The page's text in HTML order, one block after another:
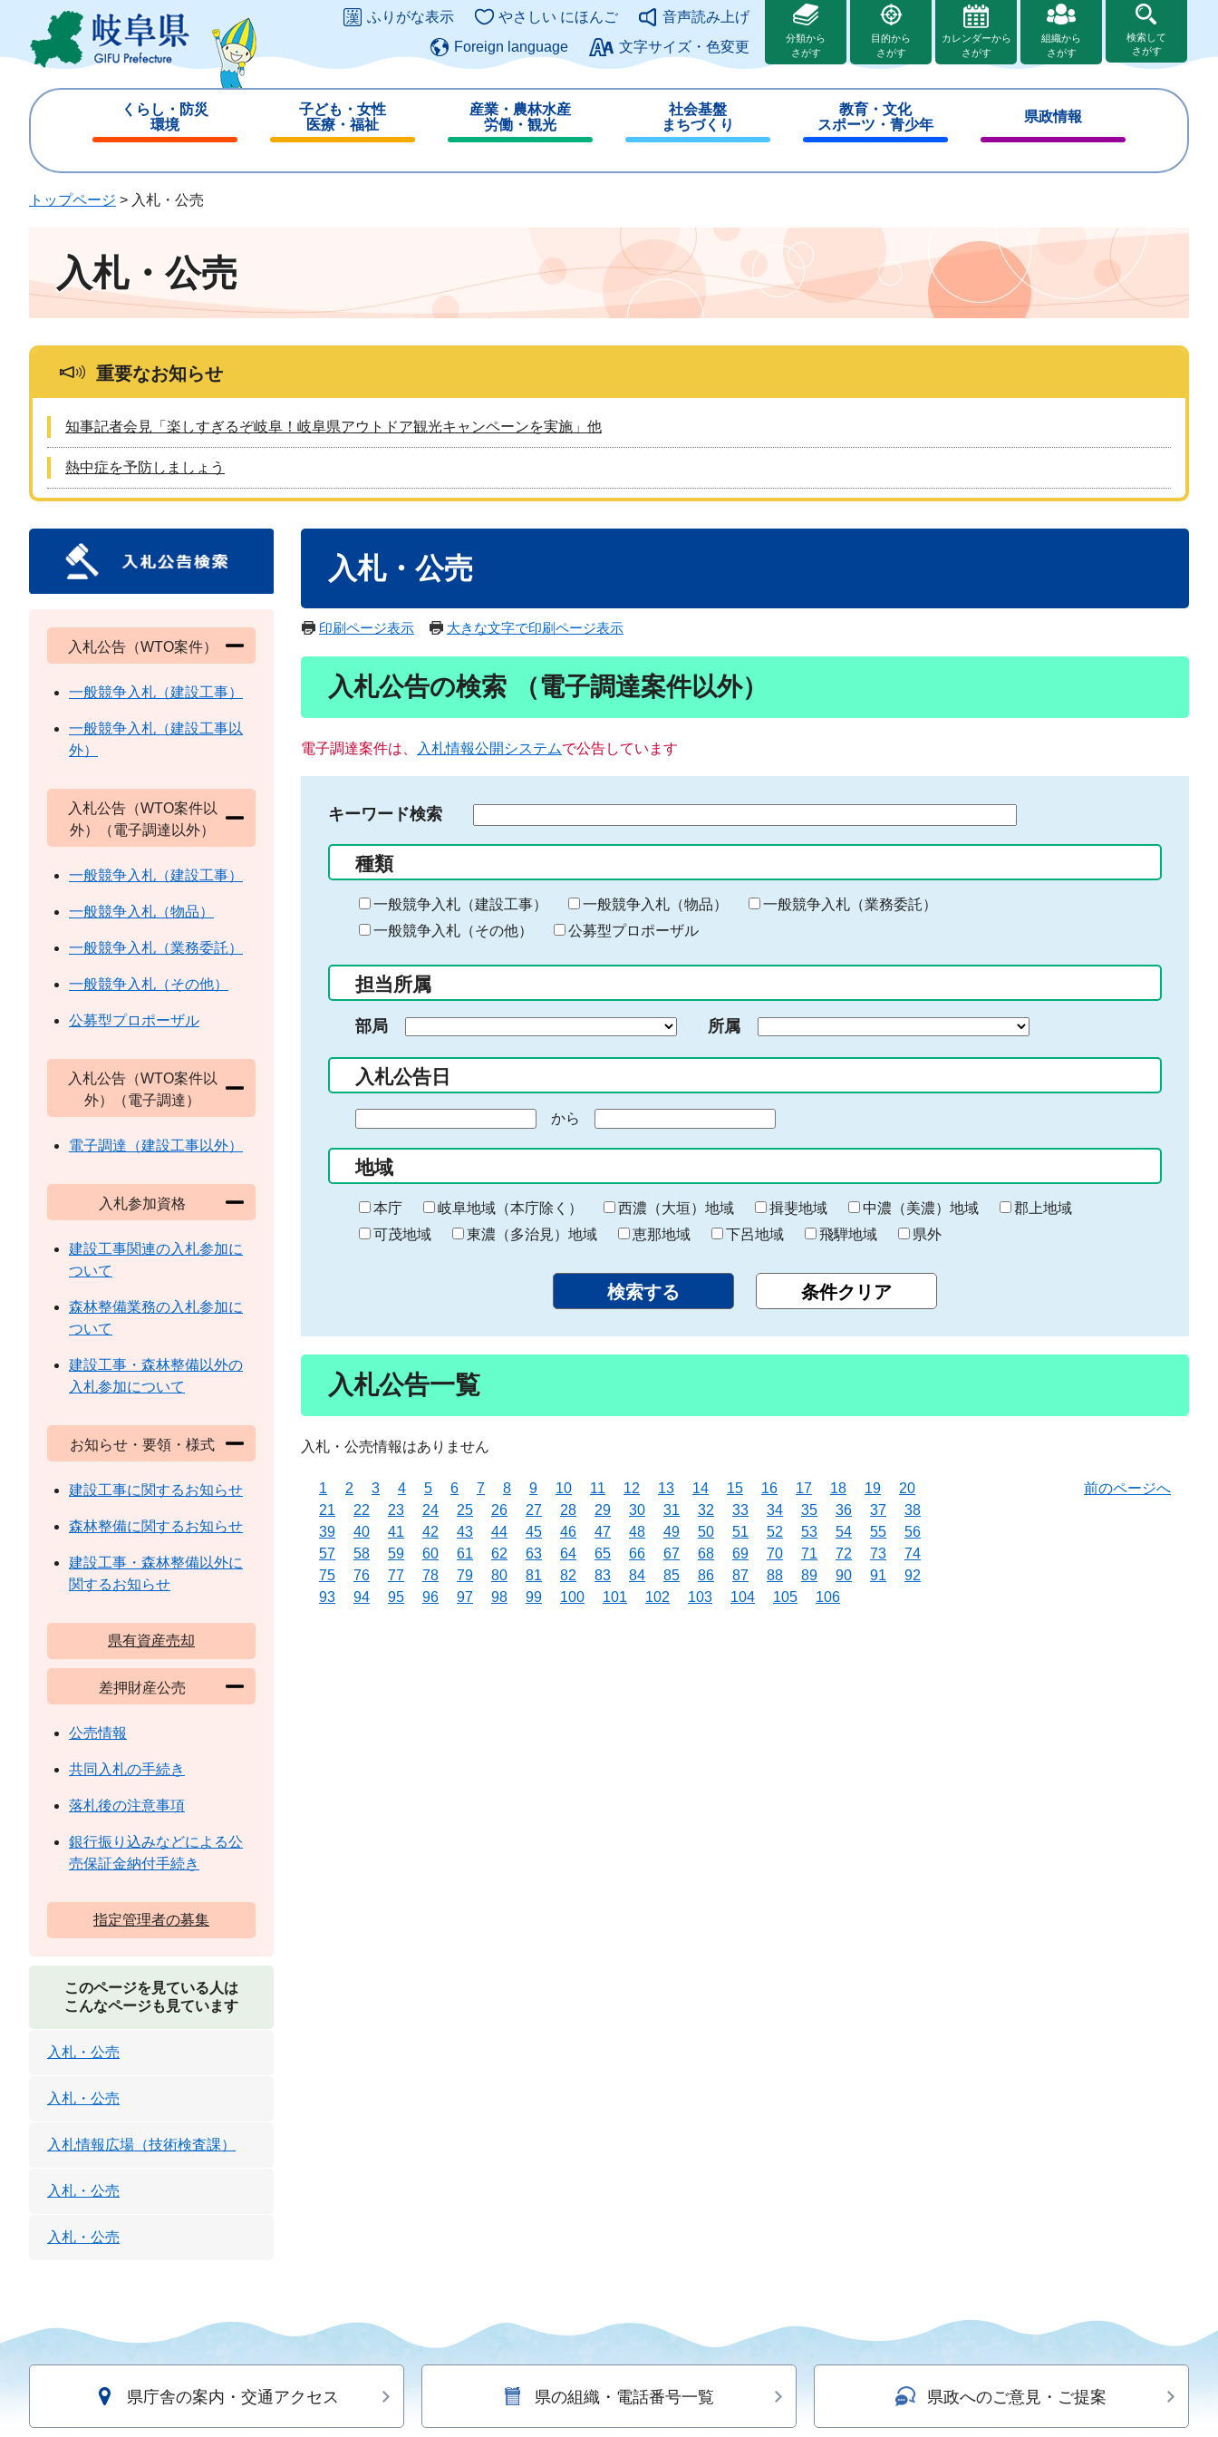
ジ
ュ
このページの本文へ
ふりがな表示 やさしい にほんご
音声読み上げ
Foreign language
文字サイズ・色変更
分類から
さがす
目的から
さがす
カレンダーから
さがす
組織から
さがす
検索して
さがす
くらし・防災
環境
じ
子ども・女性
医療・福祉
じ
産業・農林水産
労働・観光
じ
社会基盤
まちづくり
じ
教育・文化
スポーツ・青少年
じ
県政情報
じ
トップページ > 入札・公売
入札・公売
重要なお知らせ
知事記者会見「楽しすぎるぞ岐阜！岐阜県アウトドア観光キャンペーンを実施」他
熱中症を予防しましょう
入札・公売
印刷ページ表示 大きな文字で印刷ページ表示
入札公告の検索 （電子調達案件以外）
電子調達案件は、 入札情報公開システムで公告しています
キーワード検索
る
キ
ー
ー
入
力
種類
一般競争入札（建設工事） 一般競争入札（物品）
一般競争入札（業務委託）
一般競争入札（その他）
公募型プロポーザル
担当所属
部局 所属
入札公告日
の
始
ま
り
から
終
わ
り
地域
本庁 岐阜地域（本庁除く） 西濃（大垣）地域 揖斐地域 中濃（美濃）地域
郡上地域
可茂地域
東濃（多治見）地域 恵那地域 下呂地域 飛騨地域 県外
入札公告一覧
入札・公売情報はありません
1 2 3 4 5 6 7 8 9 10 11 12 13 14 15 16 17 18 19
20
21
22 23 24 25 26 27 28 29 30 31 32 33 34 35 36 37
38
39
40 41 42 43 44 45 46 47 48 49 50 51 52 53 54 55
56
57
58 59 60 61 62 63 64 65 66 67 68 69 70 71 72 73
74
75
76 77 78 79 80 81 82 83 84 85 86 87 88 89 90 91
92
93
94 95 96 97 98 99 100 101 102 103 104 105 106
前のページへ
入札公告（WTO案件）
一般競争入札（建設工事）
一般競争入札（建設工事以
外）
入札公告（WTO案件以
外）（電子調達以外）
一般競争入札（建設工事）
一般競争入札（物品）
一般競争入札（業務委託）
一般競争入札（その他）
公募型プロポーザル
入札公告（WTO案件以
外）（電子調達）
電子調達（建設工事以外）
入札参加資格
建設工事関連の入札参加に
ついて
森林整備業務の入札参加に
ついて
建設工事・森林整備以外の
入札参加について
お知らせ・要領・様式
建設工事に関するお知らせ
森林整備に関するお知らせ
建設工事・森林整備以外に
関するお知らせ
県有資産売却
差押財産公売
公売情報
共同入札の手続き
落札後の注意事項
銀行振り込みなどによる公
売保証金納付手続き
指定管理者の募集
このページを見ている人は
こんなページも見ています
入札・公売
入札・公売
入札情報広場（技術検査課）
入札・公売
入札・公売
県庁舎の案内・交通アクセス 県の組織・電話番号一覧 県政へのご意見・ご提案